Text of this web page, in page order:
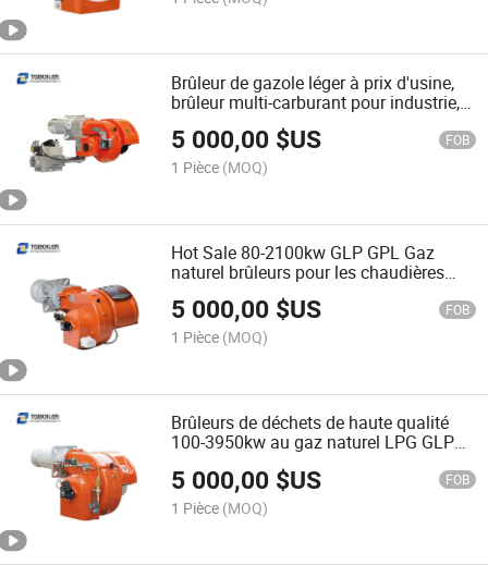
Brûleur de gazole léger à prix d'usine,
brûleur multi-carburant pour industrie,
pièces de chaudière 89-391kw
5 000,00 $US FOB
1 Pièce (MOQ)
Hot Sale 80-2100kw GLP GPL Gaz
naturel brûleurs pour les chaudières
5 000,00 $US FOB
1 Pièce (MOQ)
Brûleurs de déchets de haute qualité
100-3950kw au gaz naturel LPG GLP
5 000,00 $US FOB
1 Pièce (MOQ)